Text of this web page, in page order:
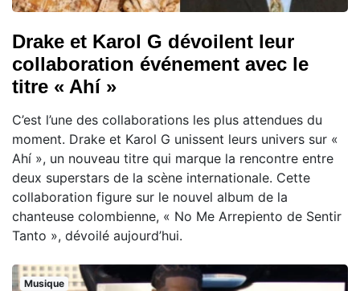
Drake et Karol G dévoilent leur
collaboration événement avec le
titre « Ahí »
C’est l’une des collaborations les plus attendues du
moment. Drake et Karol G unissent leurs univers sur «
Ahí », un nouveau titre qui marque la rencontre entre
deux superstars de la scène internationale. Cette
collaboration figure sur le nouvel album de la
chanteuse colombienne, « No Me Arrepiento de Sentir
Tanto », dévoilé aujourd’hui.
Musique